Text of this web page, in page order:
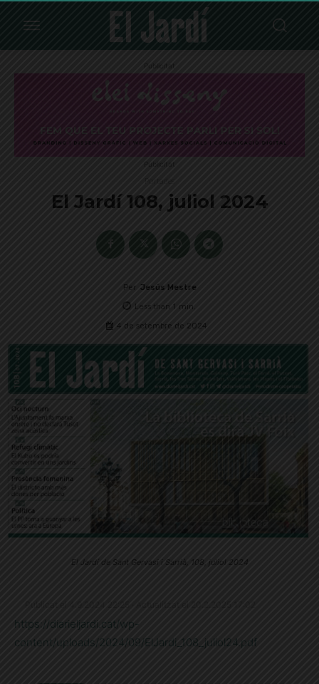
Publicitat
Publicitat
El Jardí 108, juliol 2024
Per Jesús Mestre
Less than 1 min.
4 de setembre de 2024
El Jardí de Sant Gervasi i Sarrià, 108, juliol 2024
https://diarieljardi.cat/wp-
content/uploads/2024/09/ElJardi_108_juliol24.pdf